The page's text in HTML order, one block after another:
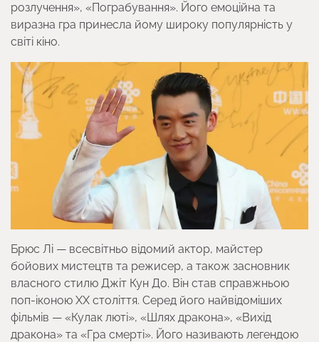
розлучення», «Пограбування». Його емоційна та
виразна гра принесла йому широку популярність у
світі кіно.
Брюс Лі — всесвітньо відомий актор, майстер
бойових мистецтв та режисер, а також засновник
власного стилю Джіт Кун До. Він став справжньою
поп-іконою ХХ століття. Серед його найвідоміших
фільмів — «Кулак люті», «Шлях дракона», «Вихід
дракона» та «Гра смерті». Його називають легендою